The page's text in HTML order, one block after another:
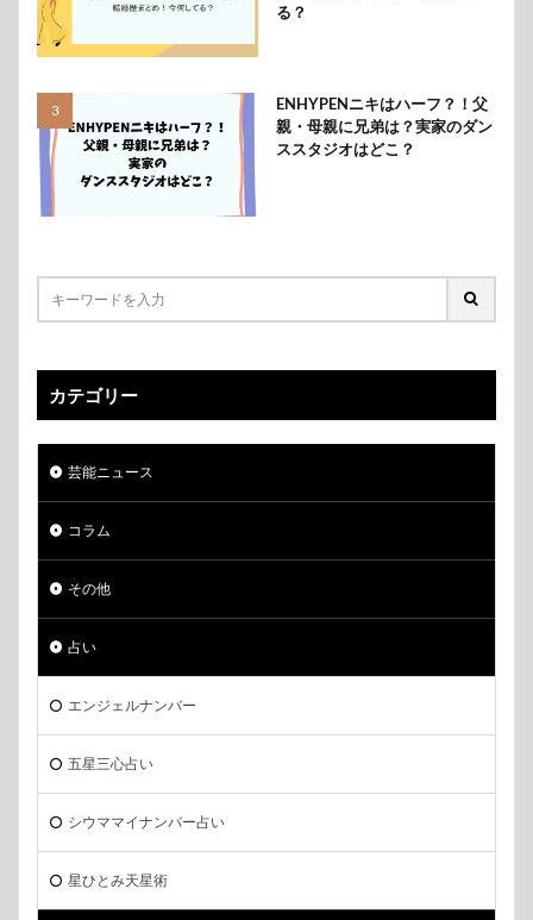
る？
ENHYPENニキはハーフ？！父
親・母親に兄弟は？実家のダン
ススタジオはどこ？
カテゴリー
芸能ニュース
コラム
その他
占い
エンジェルナンバー
五星三心占い
シウママイナンバー占い
星ひとみ天星術